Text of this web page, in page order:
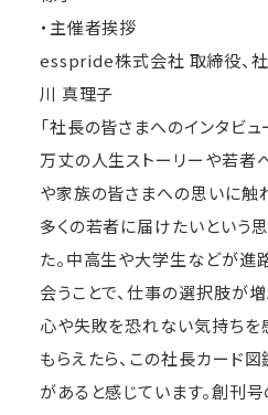
・主催者挨拶
esspride株式会社 取締役、
川 真理子
「社長の皆さまへのインタビ
万丈の人生ストーリーや若者
や家族の皆さまへの思いに触
多くの若者に届けたいという
た。中高生や大学生などが進
会うことで、仕事の選択肢が
心や失敗を恐れない気持ちを
もらえたら、この社長カード
があると感じています。創刊